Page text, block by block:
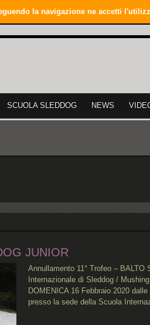
SCUOLA SLEDDOG NEWS
JUNIOR
Annullamento 11° Trofeo – BALTO
Internazionale di Sleddog /
DOMENICA 16 Febbraio 2020
presso la sede della Scuola
la navigazione ne accetti